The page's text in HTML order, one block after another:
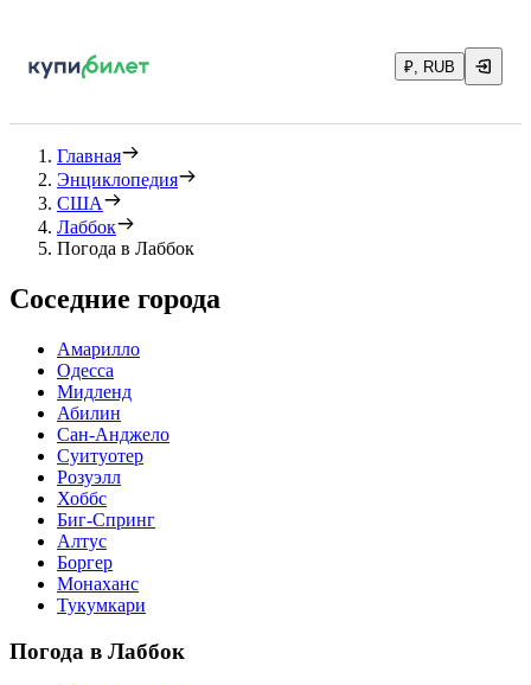
₽, RUB
Главная
Энциклопедия
США
Лаббок
Погода в Лаббок
Соседние города
Амарилло
Одесса
Мидленд
Абилин
Сан-Анджело
Суитуотер
Розуэлл
Хоббс
Биг-Спринг
Алтус
Боргер
Монаханс
Тукумкари
Погода в Лаббок